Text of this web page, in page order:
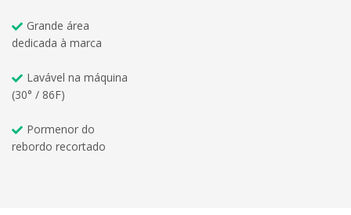
Grande área
dedicada à marca
Lavável na máquina
(30° / 86F)
Pormenor do
rebordo recortado